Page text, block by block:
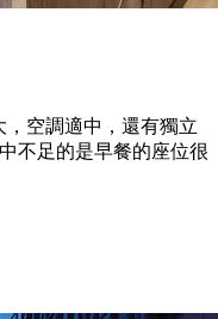
空調適中，還有獨立
不足的是早餐的座位很